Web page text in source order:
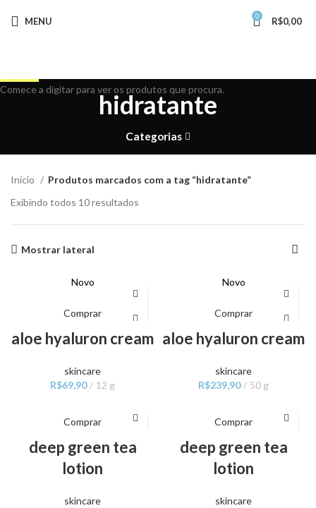
MENU 0 R$0,00
hidratante
Categorias
Início
Produtos marcados com a tag “hidratante”
Exibindo todos 10 resultados
Mostrar lateral
Novo
Comprar
aloe hyaluron cream
skincare
R$69,90 12 g
Novo
Comprar
aloe hyaluron cream
skincare
R$239,90 50 g
Comprar
deep green tea
lotion
skincare
Comprar
deep green tea
lotion
skincare
Comece a digitar para ver os produtos que procura.